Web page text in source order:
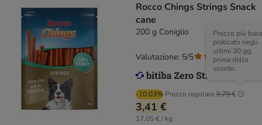
Rocco Chings Strings Snack
cane
200 g Coniglio
-10.03% Prezzo regolare3,79 €
Prezzo più
praticato negli
ultimi 30 gg,
prima dello
sconto.
3,41 €
17,05 € / kg
Valutazione: 5/5 (2)